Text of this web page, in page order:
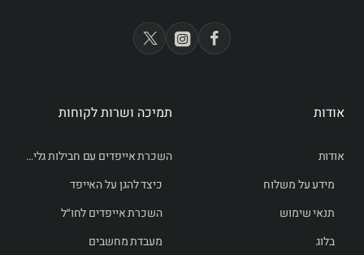
אודות
אודות
מידע על משלוח
תנאי שימוש
בלוג
תמיכה ושרות לקוחות
השכרת אייפדים עם חבילות גלישה לחו״ל
כיצד להגן על האייפד
השכרת אייפדים לחו״ל
מעבדת מחשבים